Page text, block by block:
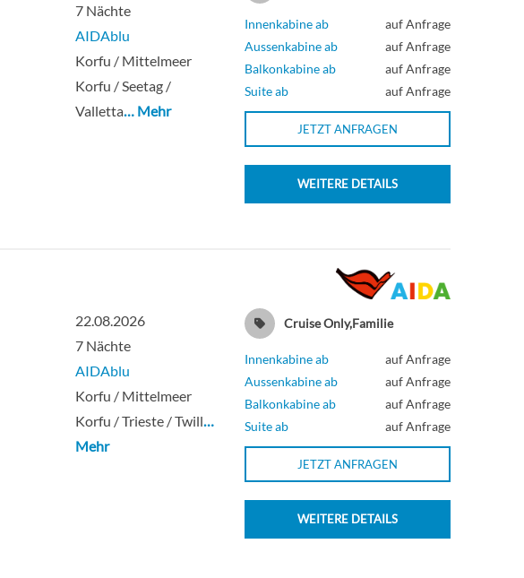
7 Nächte
AIDAblu
Korfu / Mittelmeer
Korfu / Seetag /
Valletta… Mehr
Innenkabine ab
auf Anfrage
Aussenkabine ab
auf Anfrage
Balkonkabine ab
auf Anfrage
Suite ab
auf Anfrage
JETZT ANFRAGEN
WEITERE DETAILS
22.08.2026
7 Nächte
AIDAblu
Korfu / Mittelmeer
Korfu / Trieste / Twill…
Mehr
Cruise Only,Familie
Innenkabine ab
auf Anfrage
Aussenkabine ab
auf Anfrage
Balkonkabine ab
auf Anfrage
Suite ab
auf Anfrage
JETZT ANFRAGEN
WEITERE DETAILS